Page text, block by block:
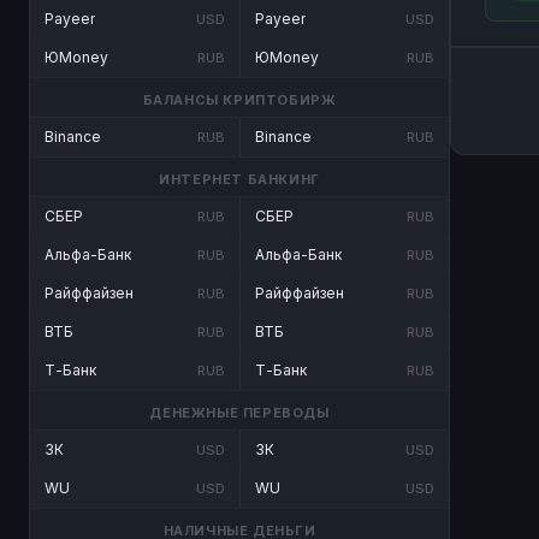
Payeer USD
ЮMoney RUB
Payeer USD
ЮMoney RUB
БАЛАНСЫ КРИПТОБИРЖ
Binance RUB Binance RUB
ИНТЕРНЕТ БАНКИНГ
СБЕР RUB
Альфа-Банк RUB
Райффайзен RUB
ВТБ RUB
Т-Банк RUB
СБЕР RUB
Альфа-Банк RUB
Райффайзен RUB
ВТБ RUB
Т-Банк RUB
ДЕНЕЖНЫЕ ПЕРЕВОДЫ
ЗК USD
WU USD
ЗК USD
WU USD
НАЛИЧНЫЕ ДЕНЬГИ